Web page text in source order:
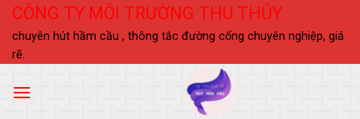
Skip
content
CÔNG TY MÔI TRƯỜNG THU THỦY
chuyên hút hầm cầu , thông tắc đường cống chuyên nghiệp, giá
rẽ.